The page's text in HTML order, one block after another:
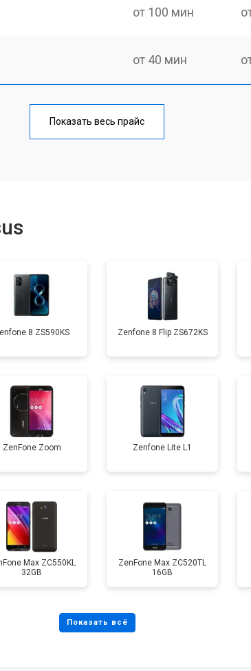
от 100 мин
от 40 мин
от 70 мин
от 60 мин
от 60 мин
от 50 мин
от 40 мин
Показать весь прайс
8 ZS590KS Zenfone 8 Flip ZS672KS
ZenFone Zoom Zenfone Lite L1
Max ZC550KL
32GB
ZenFone Max ZC520TL
16GB